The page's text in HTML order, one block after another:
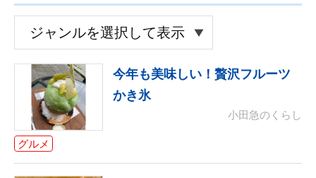
グルメ
今年も美味しい！贅沢フルーツ
かき氷
小田急のくらし